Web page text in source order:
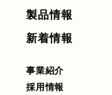
製品情報
新着情報
事業紹介
採用情報